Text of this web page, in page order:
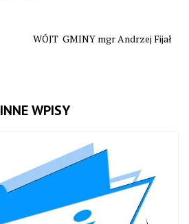
WÓJT GMINY mgr Andrzej Fijał
INNE WPISY